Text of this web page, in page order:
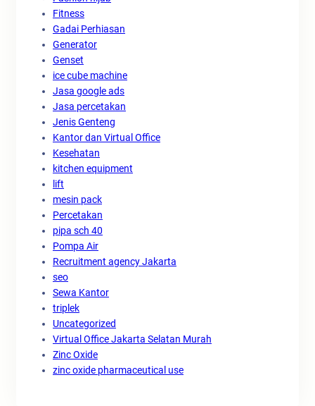
Fitness
Gadai Perhiasan
Generator
Genset
ice cube machine
Jasa google ads
Jasa percetakan
Jenis Genteng
Kantor dan Virtual Office
Kesehatan
kitchen equipment
lift
mesin pack
Percetakan
pipa sch 40
Pompa Air
Recruitment agency Jakarta
seo
Sewa Kantor
triplek
Uncategorized
Virtual Office Jakarta Selatan Murah
Zinc Oxide
zinc oxide pharmaceutical use